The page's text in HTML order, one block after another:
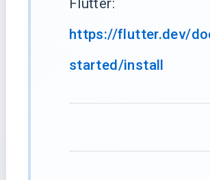
Flutter:
https://flutter.dev/
started/install